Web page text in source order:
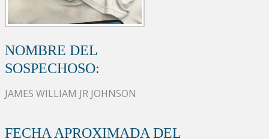
NOMBRE DEL
SOSPECHOSO:
JAMES WILLIAM JR JOHNSON
FECHA APROXIMADA DEL